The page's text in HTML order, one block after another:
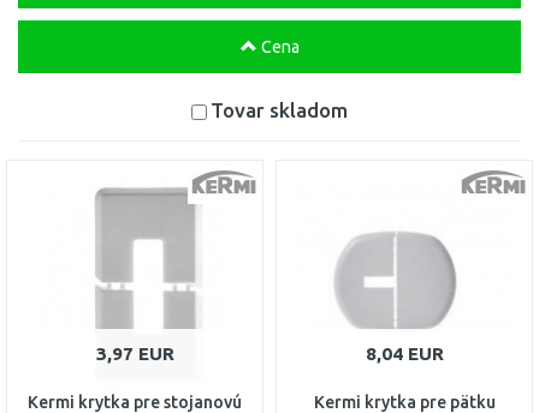
Cena
Tovar skladom
3,97 EUR
Kermi krytka pre stojanovú
8,04 EUR
Kermi krytka pre pätku